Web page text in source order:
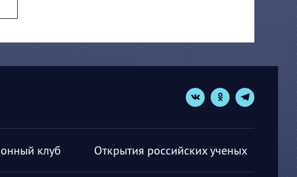
клуб Открытия российских ученых